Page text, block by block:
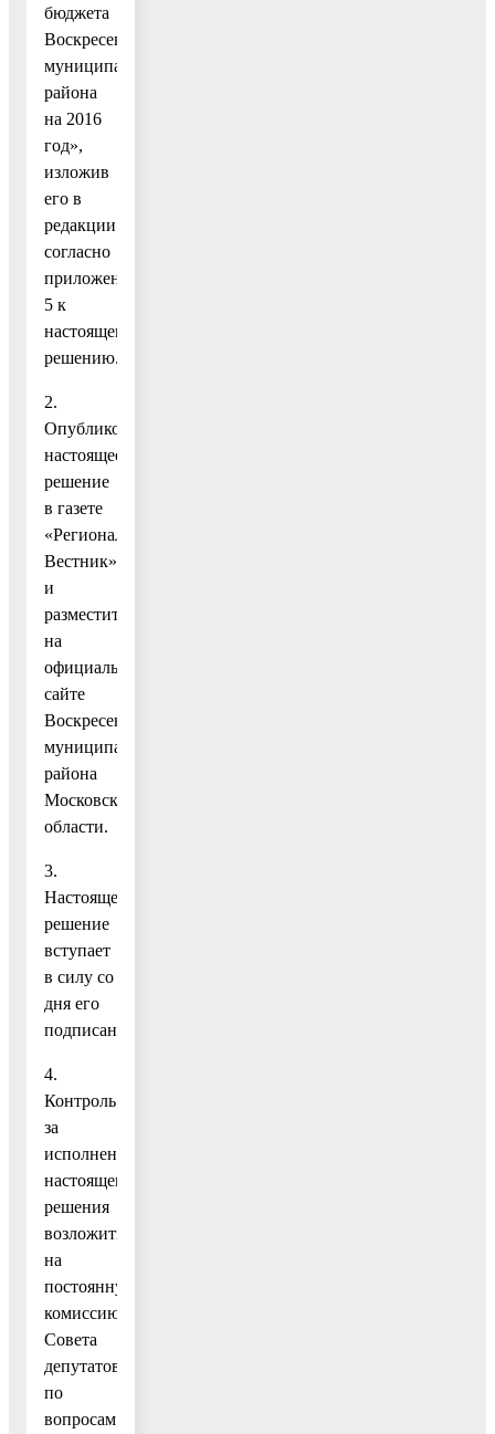
бюджета
Воскресенского
муниципального
района
на 2016
год»,
изложив
его в
редакции
согласно
приложению
5 к
настоящему
решению.
2.
Опубликовать
настоящее
решение
в газете
«Региональный
Вестник»
и
разместить
на
официальном
сайте
Воскресенского
муниципального
района
Московской
области.
3.
Настоящее
решение
вступает
в силу со
дня его
подписания.
4.
Контроль
за
исполнением
настоящего
решения
возложить
на
постоянную
комиссию
Совета
депутатов
по
вопросам